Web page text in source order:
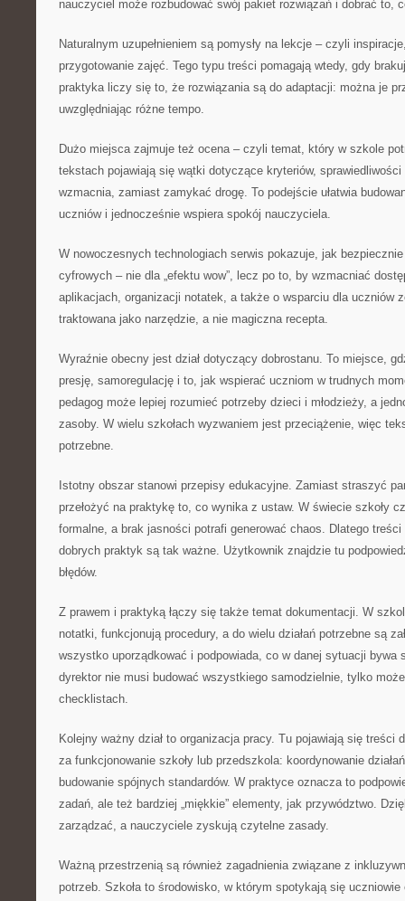
nauczyciel może rozbudować swój pakiet rozwiązań i dobrać to,
Naturalnym uzupełnieniem są pomysły na lekcje – czyli
przygotowanie zajęć. Tego typu treści pomagają wtedy, gdy
praktyka liczy się to, że rozwiązania są do adaptacji: można je
uwzględniając różne tempo.
Dużo miejsca zajmuje też ocena – czyli temat, który w szkole
tekstach pojawiają się wątki dotyczące kryteriów,
wzmacnia, zamiast zamykać drogę. To podejście ułatwia
uczniów i jednocześnie wspiera spokój nauczyciela.
W nowoczesnych technologiach serwis pokazuje, jak
cyfrowych – nie dla „efektu wow”, lecz po to, by wzmacniać
aplikacjach, organizacji notatek, a także o wsparciu dla uczniów
traktowana jako narzędzie, a nie magiczna recepta.
Wyraźnie obecny jest dział dotyczący dobrostanu. To miejsce,
presję, samoregulację i to, jak wspierać uczniom w trudnych
pedagog może lepiej rozumieć potrzeby dzieci i młodzieży, a
zasoby. W wielu szkołach wyzwaniem jest przeciążenie, więc
potrzebne.
Istotny obszar stanowi przepisy edukacyjne. Zamiast straszyć
przełożyć na praktykę to, co wynika z ustaw. W świecie szkoły
formalne, a brak jasności potrafi generować chaos. Dlatego
dobrych praktyk są tak ważne. Użytkownik znajdzie tu
błędów.
Z prawem i praktyką łączy się także temat dokumentacji. W
notatki, funkcjonują procedury, a do wielu działań potrzebne są
wszystko uporządkować i podpowiada, co w danej sytuacji bywa
dyrektor nie musi budować wszystkiego samodzielnie, tylko
checklistach.
Kolejny ważny dział to organizacja pracy. Tu pojawiają się treści
za funkcjonowanie szkoły lub przedszkola: koordynowanie
budowanie spójnych standardów. W praktyce oznacza to
zadań, ale też bardziej „miękkie” elementy, jak przywództwo.
zarządzać, a nauczyciele zyskują czytelne zasady.
Ważną przestrzenią są również zagadnienia związane z
potrzeb. Szkoła to środowisko, w którym spotykają się